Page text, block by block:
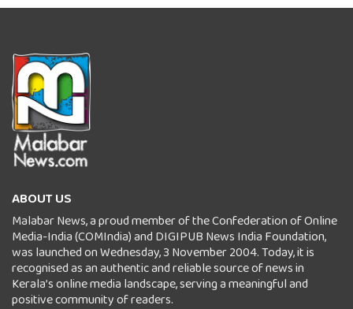
ABOUT US
Malabar News, a proud member of the Confederation of Online
Media-India (COMIndia) and DIGIPUB News India Foundation,
was launched on Wednesday, 3 November 2004. Today, it is
recognised as an authentic and reliable source of news in
Kerala’s online media landscape, serving a meaningful and
positive community of readers.